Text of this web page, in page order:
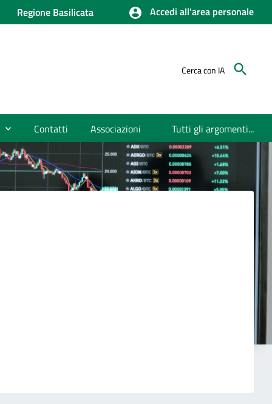
Regione Basilicata Accedi all'area personale
Cerca con IA
Contatti Associazioni Tutti gli argomenti...